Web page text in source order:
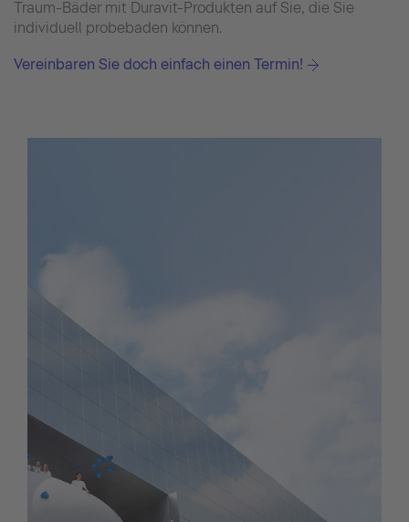
Traum-Bäder mit Duravit-Produkten auf Sie, die Sie
individuell probebaden können.
Vereinbaren Sie doch einfach einen Termin!